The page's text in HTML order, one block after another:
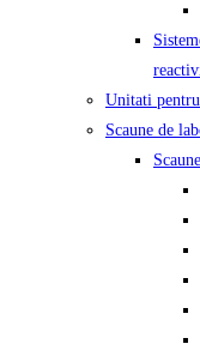
Unitati
Scaune de